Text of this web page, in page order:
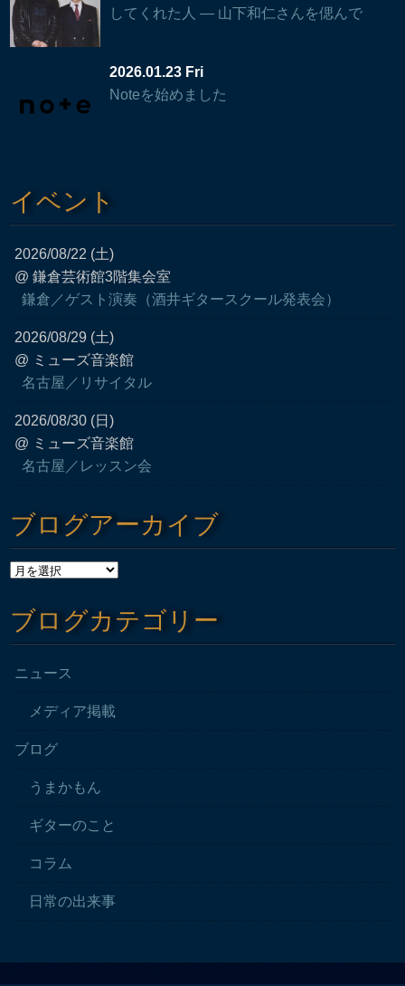
してくれた人 — 山下和仁さんを偲んで
2026.01.23 Fri
Noteを始めました
イベント
2026/08/22 (土)
@ 鎌倉芸術館3階集会室
鎌倉／ゲスト演奏（酒井ギタースクール発表会）
2026/08/29 (土)
@ ミューズ音楽館
名古屋／リサイタル
2026/08/30 (日)
@ ミューズ音楽館
名古屋／レッスン会
ブログアーカイブ
ブログカテゴリー
ニュース
メディア掲載
ブログ
うまかもん
ギターのこと
コラム
日常の出来事